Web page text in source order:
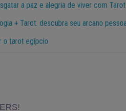
a paz e alegria de viver com
+ Tarot: descubra seu arcano
o tarot egípcio